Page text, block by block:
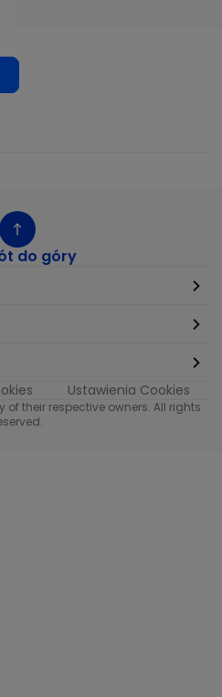
do góry
METRO
Ustawienia Cookies
their respective owners. All rights